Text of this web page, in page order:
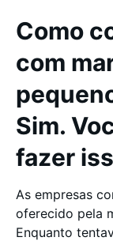
Como
com
Sim.
fazer
As empresas
oferecido pela
Enquanto